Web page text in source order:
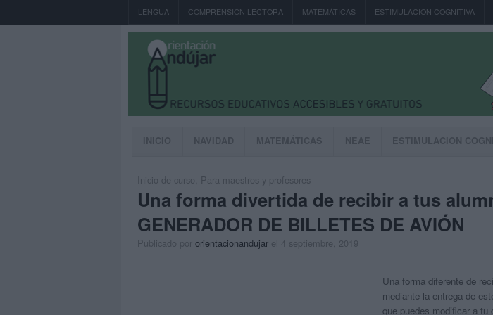
LENGUA COMPRENSIÓN LECTORA MATEMÁTICAS ESTIMULACION COGNITIVA
INICIO NAVIDAD MATEMÁTICAS NEAE ESTIMULACION
Inicio de curso Para maestros y profesores
Una forma divertida de recibir a tus
GENERADOR DE BILLETES DE AVIÓN
Publicado por orientacionandujar el 4 septiembre, 2019
Una forma diferente de
mediante la entrega de
que puedes modificar a tu